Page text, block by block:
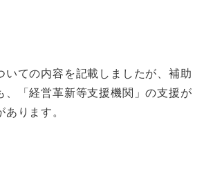
いての内容を記載しましたが、補助
、「経営革新等支援機関」の支援が
ります。